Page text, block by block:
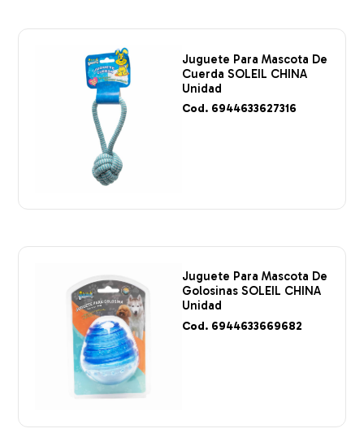
Juguete Para Mascota De
Cuerda SOLEIL CHINA
Unidad
Cod. 6944633627316
Juguete Para Mascota De
Golosinas SOLEIL CHINA
Unidad
Cod. 6944633669682